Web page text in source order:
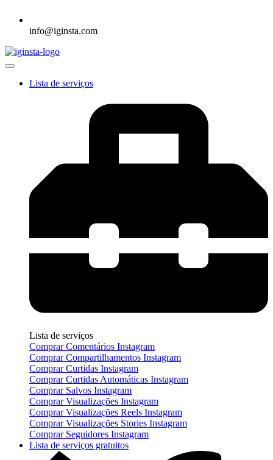
info@iginsta.com
Lista de serviços
Lista de serviços
Comprar Comentários Instagram
Comprar Compartilhamentos Instagram
Comprar Curtidas Instagram
Comprar Curtidas Automáticas Instagram
Comprar Salvos Instagram
Comprar Visualizações Instagram
Comprar Visualizações Reels Instagram
Comprar Visualizações Stories Instagram
Comprar Seguidores Instagram
Lista de serviços gratuitos